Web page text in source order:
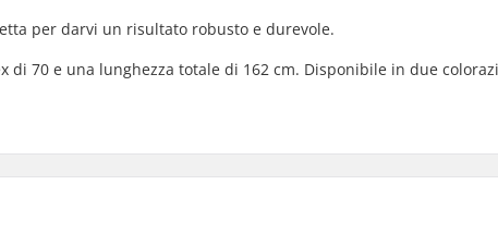
per darvi un risultato robusto e durevole.
di 70 e una lunghezza totale di 162 cm. Disponibile in due